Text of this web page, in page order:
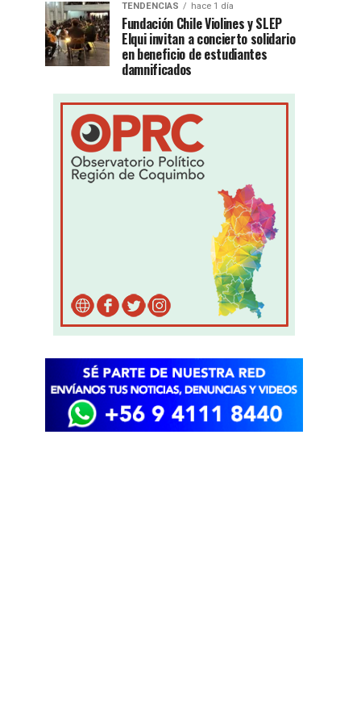
TENDENCIAS hace 1 día
Fundación Chile Violines y SLEP
Elqui invitan a concierto solidario
en beneficio de estudiantes
damnificados